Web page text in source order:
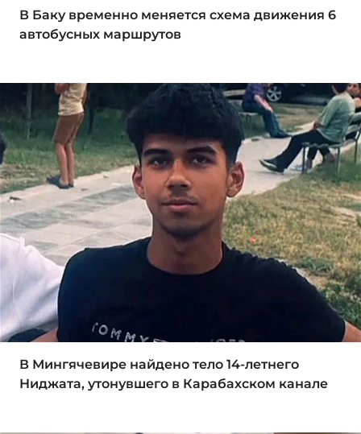
В Баку временно меняется схема движения 6
автобусных маршрутов
В Мингячевире найдено тело 14-летнего
Ниджата, утонувшего в Карабахском канале